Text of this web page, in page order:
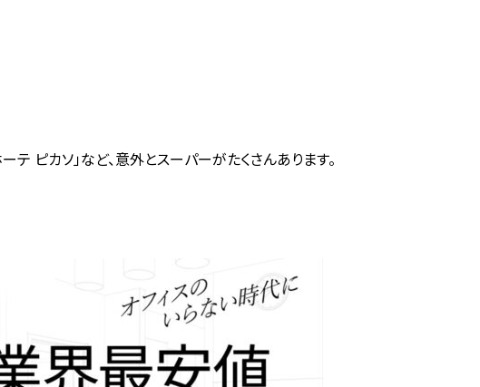
テ ピカソ」など、意外とスーパーがたくさんあります。